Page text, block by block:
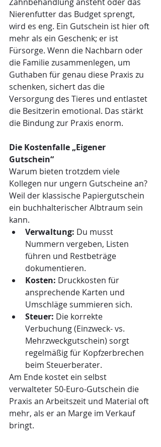
Nierenfutter das Budget sprengt,
wird es eng. Ein Gutschein ist hier oft
mehr als ein Geschenk; er ist
Fürsorge. Wenn die Nachbarn oder
die Familie zusammenlegen, um
Guthaben für genau diese Praxis zu
schenken, sichert das die
Versorgung des Tieres und entlastet
die Besitzerin emotional. Das stärkt
die Bindung zur Praxis enorm.
Die Kostenfalle „Eigener
Gutschein“
Warum bieten trotzdem viele
Kollegen nur ungern Gutscheine an?
Weil der klassische Papiergutschein
ein buchhalterischer Albtraum sein
kann.
Verwaltung: Du musst
Nummern vergeben, Listen
führen und Restbeträge
dokumentieren.
Kosten: Druckkosten für
ansprechende Karten und
Umschläge summieren sich.
Steuer: Die korrekte
Verbuchung (Einzweck- vs.
Mehrzweckgutschein) sorgt
regelmäßig für Kopfzerbrechen
beim Steuerberater.
Am Ende kostet ein selbst
verwalteter 50-Euro-Gutschein die
Praxis an Arbeitszeit und Material oft
mehr, als er an Marge im Verkauf
bringt.